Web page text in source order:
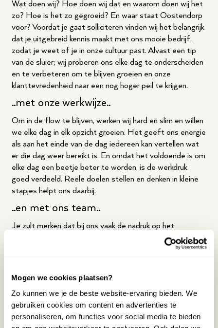
Mogen we cookies plaatsen?
Zo kunnen we je de beste website-ervaring bieden. We
gebruiken cookies om content en advertenties te
personaliseren, om functies voor social media te bieden
Wat doen wij? Hoe doen wij dat en waarom doen wij het
zo? Hoe is het zo gegroeid? En waar staat Oostendorp
voor? Voordat je gaat solliciteren vinden wij het belangrijk
dat je uitgebreid kennis maakt met ons mooie bedrijf,
zodat je weet of je in onze cultuur past. Alvast een tip
van de sluier; wij proberen ons elke dag te onderscheiden
en te verbeteren om te blijven groeien en onze
klanttevredenheid naar een nog hoger peil te krijgen.
..met onze werkwijze..
Om in de flow te blijven, werken wij hard en slim en willen
we elke dag in elk opzicht groeien. Het geeft ons energie
als aan het einde van de dag iedereen kan vertellen wat
er die dag weer bereikt is. En omdat het voldoende is om
elke dag een beetje beter te worden, is de werkdruk
goed verdeeld. Reële doelen stellen en denken in kleine
stapjes helpt ons daarbij.
..en met ons team..
Je zult merken dat bij ons vaak de nadruk op het
teamgevoel ligt. Dat iemand in onze cultuur past is nog
belangrijker dan iemand vaardig is. Vaardigheden zijn te
Want met de juiste variatie van persoonlijkheden en
talenten, ontstaat de nodige synergie. Wij zijn vrij direct in
onze communicatie en met het geven van feedback.
Iedereen in het team staat open om te leren en